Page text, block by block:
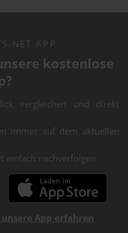
APP
kostenlose
vergleichen und direkt
immer auf dem aktuellen
einfach nachverfolgen
App erfahren